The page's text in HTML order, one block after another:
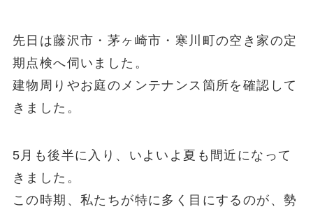
先日は藤沢市・茅ヶ崎市・寒川町の空き家の定
期点検へ伺いました。
建物周りやお庭のメンテナンス箇所を確認して
きました。
5月も後半に入り、いよいよ夏も間近になって
きました。
この時期、私たちが特に多く目にするのが、勢